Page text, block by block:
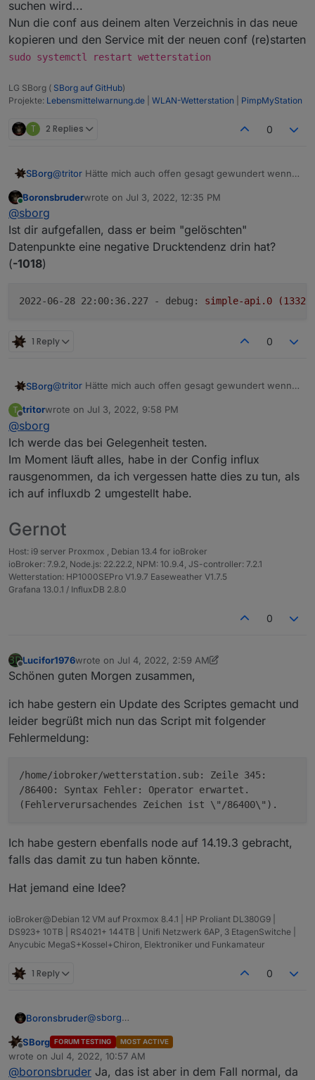
suchen wird...
Nun die conf aus deinem alten Verzeichnis in das neue
kopieren und den Service mit der neuen conf (re)starten
sudo systemctl restart wetterstation
LG SBorg ( SBorg auf GitHub)
Projekte: Lebensmittelwarnung.de WLAN-Wetterstation PimpMyStation
T 2 Replies 0
SBorg@tritor Hätte mich auch offen gesagt gewundert wenn
Ich würde mal testweise neu starten:
wieder den Service stoppensudo systemctl
stop wetterstation
Service löschen
sudo systemctl daemon-reload
Dann in deinem User-Verzeichnis (IMO gfaigel) ein
Verzeichnis anlegen wie bspw.
<(curl -s
https://raw.githubusercontent.com/SBorg2014/
installieren (wenn die Konfiguration geöffnet wird
einfach nur speichern und Editor beenden). Testlauf
Nun die conf aus deinem alten Verzeichnis in das neue
(re)starten sudo systemctl restart
Online
Boronsbruderwrote on Jul 3, 2022, 12:35 PM
last edited by
@sborg
Ist dir aufgefallen, dass er beim "gelöschten"
Datenpunkte eine negative Drucktendenz drin hat?
(-1018)
2022-06-28 22:00:36.227 - debug: simple-api.0 (1332)
1 Reply 0
SBorg@tritor Hätte mich auch offen gesagt gewundert wenn
Ich würde mal testweise neu starten:
wieder den Service stoppensudo systemctl
stop wetterstation
Service löschen
/etc/systemd/system/wetterstation.servic
e
Dann in deinem User-Verzeichnis (IMOgfaigel) ein
Verzeichnis anlegen wie bspw.
wetterstation
wetterstation
Dann ins Verzeichnis wechseln und neu mittels
https://raw.githubusercontent.com/SBorg2014/
WLAN-Wetterstation/master/ws_updater.sh)
installieren (wenn die Konfiguration geöffnet wird
einfach nur speichern und Editor beenden). Testlauf
wird nicht funktionieren, da er hier den ioB lt.
Konfiguration auf 192.168.1.3 suchen wird...
kopieren und den Service mit der neuen conf
T
Offline
tritorwrote on Jul 3, 2022, 9:58 PM
last edited by
@sborg
Ich werde das bei Gelegenheit testen.
Im Moment läuft alles, habe in der Config influx
rausgenommen, da ich vergessen hatte dies zu tun, als
ich auf influxdb 2 umgestellt habe.
Gernot
Host: i9 server Proxmox , Debian 13.4 for ioBroker
ioBroker: 7.9.2, Node.js: 22.22.2, NPM: 10.9.4, JS-controller: 7.2.1
Wetterstation: HP1000SEPro V1.9.7 Easeweather V1.7.5
Grafana 13.0.1 / InfluxDB 2.8.0
0
Offline
Lucifor1976wrote on Jul 4, 2022, 2:59 AM
last edited by NegaleinJul 4, 2022, 7:58 AM
Schönen guten Morgen zusammen,
ich habe gestern ein Update des Scriptes gemacht und
leider begrüßt mich nun das Script mit folgender
Fehlermeldung:
/home/iobroker/wetterstation.sub: Zeile 345:
/86400: Syntax Fehler: Operator erwartet.
(Fehlerverursachendes Zeichen ist \"/86400\").
Ich habe gestern ebenfalls node auf 14.19.3 gebracht,
falls das damit zu tun haben könnte.
Hat jemand eine Idee?
ioBroker@Debian 12 VM auf Proxmox 8.4.1 | HP Proliant DL380G9 |
DS923+ 10TB | RS4021+ 144TB | Unifi Netzwerk 6AP, 3 EtagenSwitche |
Anycubic MegaS+Kossel+Chiron, Elektroniker und Funkamateur
1 Reply 0
Boronsbruder@sborg
Datenpunkte eine negative Drucktendenz drin
hat? (-1018)
Offline
SBorg FORUM TESTING MOST ACTIVE
wrote on Jul 4, 2022, 10:57 AM
last edited by
@boronsbruder Ja, das ist aber in dem Fall normal, da